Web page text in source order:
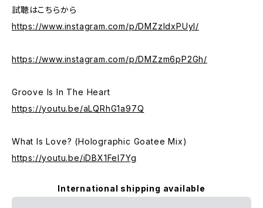
試聴はこちらから
https://www.instagram.com/p/DMZzldxPUyI/
https://www.instagram.com/p/DMZzm6pP2Gh/
Groove Is In The Heart
https://youtu.be/aLQRhG1a97Q
What Is Love? (Holographic Goatee Mix)
https://youtu.be/iDBX1FeI7Yg
International shipping available